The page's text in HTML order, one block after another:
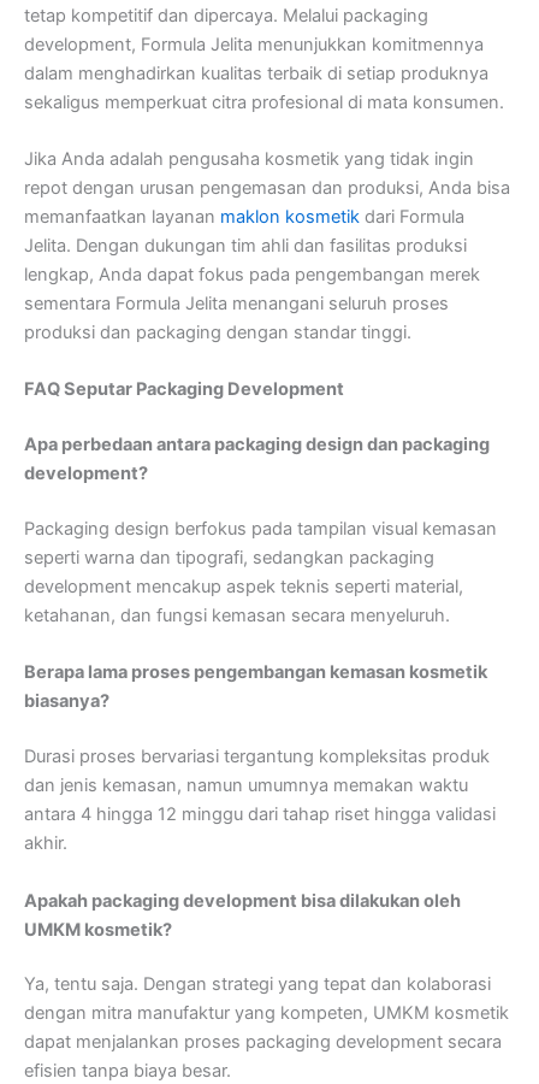
tetap kompetitif dan dipercaya. Melalui packaging
development, Formula Jelita menunjukkan komitmennya
dalam menghadirkan kualitas terbaik di setiap produknya
sekaligus memperkuat citra profesional di mata konsumen.
Jika Anda adalah pengusaha kosmetik yang tidak ingin
repot dengan urusan pengemasan dan produksi, Anda bisa
memanfaatkan layanan maklon kosmetik dari Formula
Jelita. Dengan dukungan tim ahli dan fasilitas produksi
lengkap, Anda dapat fokus pada pengembangan merek
sementara Formula Jelita menangani seluruh proses
produksi dan packaging dengan standar tinggi.
FAQ Seputar Packaging Development
Apa perbedaan antara packaging design dan packaging
development?
Packaging design berfokus pada tampilan visual kemasan
seperti warna dan tipografi, sedangkan packaging
development mencakup aspek teknis seperti material,
ketahanan, dan fungsi kemasan secara menyeluruh.
Berapa lama proses pengembangan kemasan kosmetik
biasanya?
Durasi proses bervariasi tergantung kompleksitas produk
dan jenis kemasan, namun umumnya memakan waktu
antara 4 hingga 12 minggu dari tahap riset hingga validasi
akhir.
Apakah packaging development bisa dilakukan oleh
UMKM kosmetik?
Ya, tentu saja. Dengan strategi yang tepat dan kolaborasi
dengan mitra manufaktur yang kompeten, UMKM kosmetik
dapat menjalankan proses packaging development secara
efisien tanpa biaya besar.